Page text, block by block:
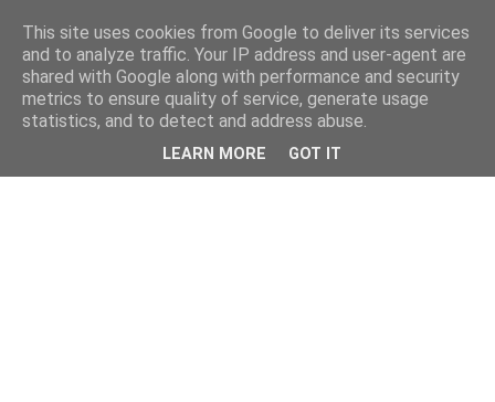
This site uses cookies from Google to deliver its services
and to analyze traffic. Your IP address and user-agent are
shared with Google along with performance and security
metrics to ensure quality of service, generate usage
statistics, and to detect and address abuse.
LEARN MORE GOT IT